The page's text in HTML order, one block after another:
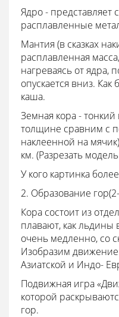
Ядро - представляет
расплавленные
Мантия (в сказках
расплавленная
нагреваясь от ядра,
опускается вниз. Как
каша.
Земная кора -
толщине сравним с
наклеенной на
км. (Разрезать
У кого картинка
2. Образование
Кора состоит из
плавают, как льдины
очень медленно, со
Изобразим
Азиатской и Индо-
Подвижная игра
которой
гор.